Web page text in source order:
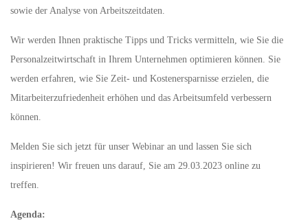
sowie der Analyse von Arbeitszeitdaten.
Wir werden Ihnen praktische Tipps und Tricks vermitteln, wie Sie die
Personalzeitwirtschaft in Ihrem Unternehmen optimieren können. Sie
werden erfahren, wie Sie Zeit- und Kostenersparnisse erzielen, die
Mitarbeiterzufriedenheit erhöhen und das Arbeitsumfeld verbessern
können.
Melden Sie sich jetzt für unser Webinar an und lassen Sie sich
inspirieren! Wir freuen uns darauf, Sie am 29.03.2023 online zu
treffen.
Agenda: